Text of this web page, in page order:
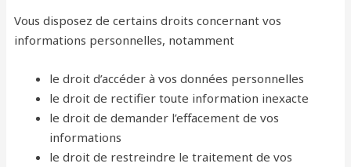
Vous disposez de certains droits concernant vos
informations personnelles, notamment
le droit d’accéder à vos données personnelles
le droit de rectifier toute information inexacte
le droit de demander l’effacement de vos
informations
le droit de restreindre le traitement de vos